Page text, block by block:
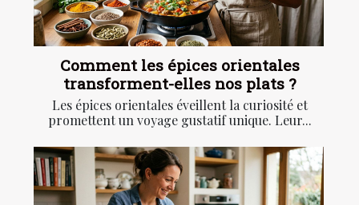
Comment les épices orientales
transforment-elles nos plats ?
Les épices orientales éveillent la curiosité et
promettent un voyage gustatif unique. Leur...